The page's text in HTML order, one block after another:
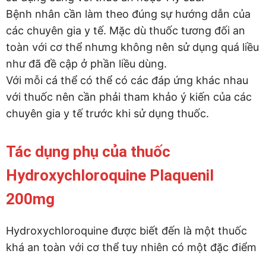
Bệnh nhân cần làm theo đúng sự hướng dẫn của
các chuyên gia y tế. Mặc dù thuốc tương đối an
toàn với cơ thể nhưng không nên sử dụng quá liều
như đã đề cập ở phần liều dùng.
Với mỗi cá thể có thể có các đáp ứng khác nhau
với thuốc nên cần phải tham khảo ý kiến của các
chuyên gia y tế trước khi sử dụng thuốc.
Tác dụng phụ của thuốc
Hydroxychloroquine Plaquenil
200mg
Hydroxychloroquine được biết đến là một thuốc
khá an toàn với cơ thể tuy nhiên có một đặc điểm